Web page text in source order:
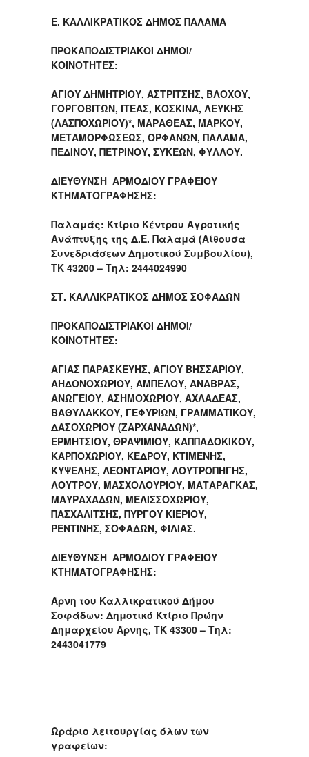
Ε. ΚΑΛΛΙΚΡΑΤΙΚΟΣ ΔΗΜΟΣ ΠΑΛΑΜΑ
ΠΡΟΚΑΠΟΔΙΣΤΡΙΑΚΟΙ ΔΗΜΟΙ/
ΚΟΙΝΟΤΗΤΕΣ:
ΑΓΙΟΥ ΔΗΜΗΤΡΙΟΥ, ΑΣΤΡΙΤΣΗΣ, ΒΛΟΧΟΥ,
ΓΟΡΓΟΒΙΤΩΝ, ΙΤΕΑΣ, ΚΟΣΚΙΝΑ, ΛΕΥΚΗΣ
(ΛΑΣΠΟΧΩΡΙΟΥ)*, ΜΑΡΑΘΕΑΣ, ΜΑΡΚΟΥ,
ΜΕΤΑΜΟΡΦΩΣΕΩΣ, ΟΡΦΑΝΩΝ, ΠΑΛΑΜΑ,
ΠΕΔΙΝΟΥ, ΠΕΤΡΙΝΟΥ, ΣΥΚΕΩΝ, ΦΥΛΛΟΥ.
ΔΙΕΥΘΥΝΣΗ ΑΡΜΟΔΙΟΥ ΓΡΑΦΕΙΟΥ
ΚΤΗΜΑΤΟΓΡΑΦΗΣΗΣ:
Παλαμάς: Κτίριο Κέντρου Αγροτικής
Ανάπτυξης της Δ.Ε. Παλαμά (Αίθουσα
Συνεδριάσεων Δημοτικού Συμβουλίου),
ΤΚ 43200 – Τηλ: 2444024990
ΣΤ. ΚΑΛΛΙΚΡΑΤΙΚΟΣ ΔΗΜΟΣ ΣΟΦΑΔΩΝ
ΠΡΟΚΑΠΟΔΙΣΤΡΙΑΚΟΙ ΔΗΜΟΙ/
ΚΟΙΝΟΤΗΤΕΣ:
ΑΓΙΑΣ ΠΑΡΑΣΚΕΥΗΣ, ΑΓΙΟΥ ΒΗΣΣΑΡΙΟΥ,
ΑΗΔΟΝΟΧΩΡΙΟΥ, ΑΜΠΕΛΟΥ, ΑΝΑΒΡΑΣ,
ΑΝΩΓΕΙΟΥ, ΑΣΗΜΟΧΩΡΙΟΥ, ΑΧΛΑΔΕΑΣ,
ΒΑΘΥΛΑΚΚΟΥ, ΓΕΦΥΡΙΩΝ, ΓΡΑΜΜΑΤΙΚΟΥ,
ΔΑΣΟΧΩΡΙΟΥ (ΖΑΡΧΑΝΑΔΩΝ)*,
ΕΡΜΗΤΣΙΟΥ, ΘΡΑΨΙΜΙΟΥ, ΚΑΠΠΑΔΟΚΙΚΟΥ,
ΚΑΡΠΟΧΩΡΙΟΥ, ΚΕΔΡΟΥ, ΚΤΙΜΕΝΗΣ,
ΚΥΨΕΛΗΣ, ΛΕΟΝΤΑΡΙΟΥ, ΛΟΥΤΡΟΠΗΓΗΣ,
ΛΟΥΤΡΟΥ, ΜΑΣΧΟΛΟΥΡΙΟΥ, ΜΑΤΑΡΑΓΚΑΣ,
ΜΑΥΡΑΧΑΔΩΝ, ΜΕΛΙΣΣΟΧΩΡΙΟΥ,
ΠΑΣΧΑΛΙΤΣΗΣ, ΠΥΡΓΟΥ ΚΙΕΡΙΟΥ,
ΡΕΝΤΙΝΗΣ, ΣΟΦΑΔΩΝ, ΦΙΛΙΑΣ.
ΔΙΕΥΘΥΝΣΗ ΑΡΜΟΔΙΟΥ ΓΡΑΦΕΙΟΥ
ΚΤΗΜΑΤΟΓΡΑΦΗΣΗΣ:
Άρνη του Καλλικρατικού Δήμου
Σοφάδων: Δημοτικό Κτίριο Πρώην
Δημαρχείου Άρνης, ΤΚ 43300 – Τηλ:
2443041779
Ωράριο λειτουργίας όλων των
γραφείων: